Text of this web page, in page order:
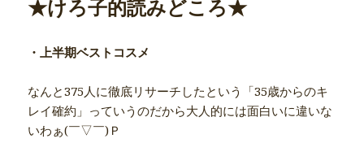
★けろ子的読みどころ★
・上半期ベストコスメ
なんと375人に徹底リサーチしたという「35歳からのキ
レイ確約」っていうのだから大人的には面白いに違いな
いわぁ(￣▽￣)Ｐ